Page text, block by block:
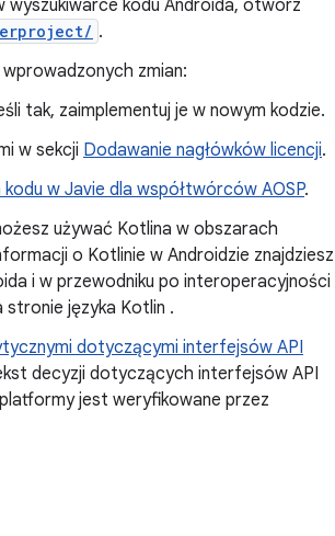
wyszukiwarce kodu Androida, otwórz
.
zmian:
tak, zaimplementuj je w nowym kodzie.
w sekcji Dodawanie nagłówków licencji.
w Javie dla współtwórców AOSP.
używać Kotlina w obszarach
o Kotlinie w Androidzie znajdziesz
i w przewodniku po interoperacyjności
stronie języka Kotlin .
dotyczącymi interfejsów API
decyzji dotyczących interfejsów API
jest weryfikowane przez